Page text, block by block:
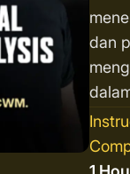
dan